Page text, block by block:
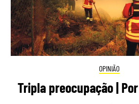
OPINIÃO
Tripla preocupação |